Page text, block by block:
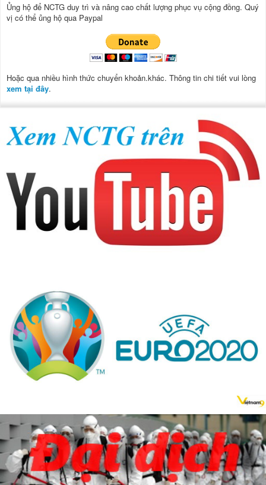
Ủng hộ để NCTG duy trì và nâng cao chất lượng phục vụ cộng đồng. Quý
vị có thể ủng hộ qua Paypal
Hoặc qua nhiều hình thức chuyển khoản.khác. Thông tin chi tiết vui lòng
xem tại đây.